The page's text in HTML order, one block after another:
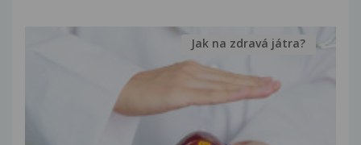
Jak na zdravá játra?